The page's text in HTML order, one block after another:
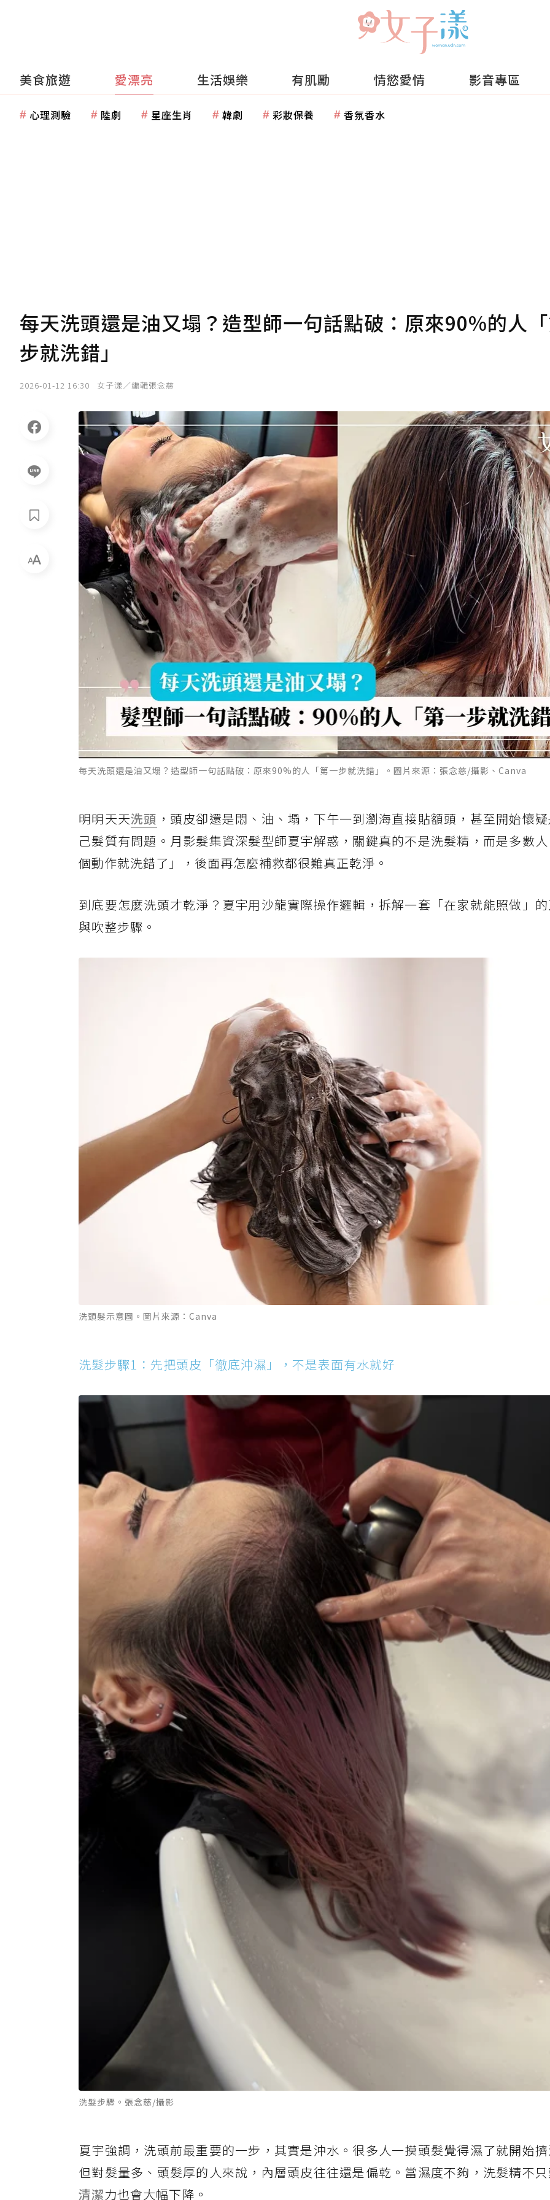
美食旅遊 愛漂亮 生活娛樂 有肌勵 情慾愛情 影音專區
心理測驗 陸劇 星座生肖 韓劇 彩妝保養 香氛香水
每天洗頭還是油又塌？造型師一句話點破：原來90%的人
步就洗錯」
2026-01-12 16:30 女子漾／編輯張念慈
每天洗頭還是油又塌？造型師一句話點破：原來90%的人「第一步就洗錯」。圖片來源：張念慈/攝影、Canva
明明天天洗頭 ，頭皮卻還是悶、油、塌，下午一到瀏海直接貼額頭，甚至開始懷
己髮質有問題。月影髮集資深髮型師夏宇解惑，關鍵真的不是洗髮精，而是多數
個動作就洗錯了」，後面再怎麼補救都很難真正乾淨。
到底要怎麼洗頭才乾淨？夏宇用沙龍實際操作邏輯，拆解一套「在家就能照做」
與吹整步驟。
洗頭髮示意圖。圖片來源：Canva
洗髮步驟1：先把頭皮「徹底沖濕」，不是表面有水就好
洗髮步驟。張念慈/攝影
夏宇強調，洗頭前最重要的一步，其實是沖水。很多人一摸頭髮覺得濕了就開始
但對髮量多、頭髮厚的人來說，內層頭皮往往還是偏乾。當濕度不夠，洗髮精不
清潔力也會大幅下降。